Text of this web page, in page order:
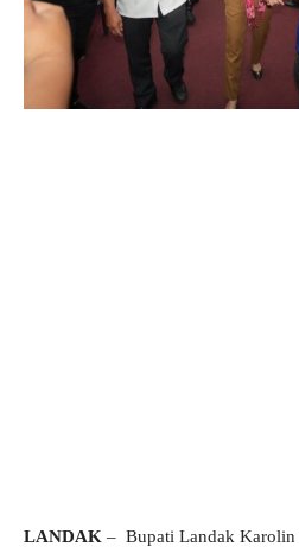
LANDAK – Bupati Landak Karolin